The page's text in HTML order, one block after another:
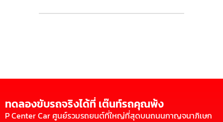
ทดลองขับรถจริงได้ที่ เต๊นท์รถคุณพ้ง
P Center Car ศูนย์รวมรถยนต์ที่ใหญ่ที่สุดบนถนนกาญจนาภิเษก